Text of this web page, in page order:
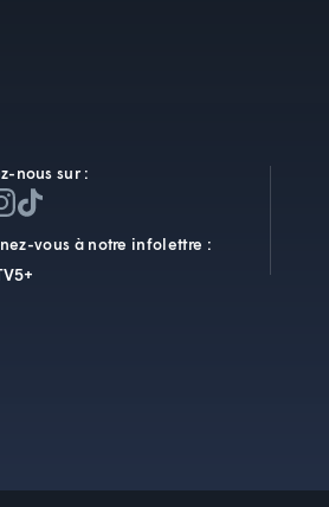
nous sur :
vous à notre infolettre :